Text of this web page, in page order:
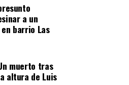
y había desarrollado una
Con ciudadanía argentina e
en Europa y trabajaba en el
además de impulsar un
al asesoramiento para
En los últimos años
a un
barrio Las
muerto tras
altura de Luis